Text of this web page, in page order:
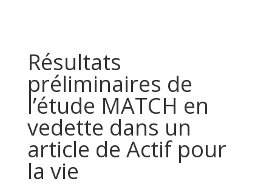
Résultats
préliminaires de
l’étude MATCH en
vedette dans un
article de Actif pour
la vie